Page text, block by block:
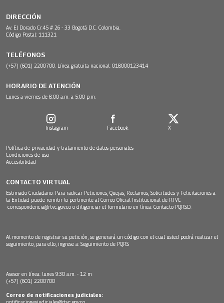
DIRECCIÓN
Av. El Dorado Cr.45 # 26 - 33 Bogotá D.C. Colombia.
Código Postal: 111321
TELÉFONOS
(+57) (601) 2200700. Línea gratuita nacional: 018000123414
HORARIO DE ATENCIÓN
Lunes a viernes de 8:00 a.m. a 5:00 p.m.
Instagram Facebook X
Política de privacidad y tratamiento de datos personales
Condiciones de uso
Accesibilidad
CONTACTO VIRTUAL
Estimado Ciudadano: Para radicar Peticiones, Quejas, Reclamos, Solicitudes y Felicitaciones a
la Entidad puede remitir lo pertinente al Correo Oficial Institucional de RTVC
correspondencia@rtvc.gov.co o diligenciar el formulario en línea: Contacto PQRSD.
Al momento de registrar su petición, se generará un código con el cual usted podrá realizar el
seguimiento, para ello, ingrese a: Seguimiento de PQRS
Asesor en línea: lunes 9:30 a.m. - 12 m
(+57) (601) 2200700
Correo de notificaciones judiciales: